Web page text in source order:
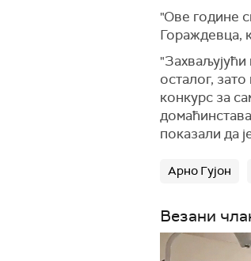
"Ове године
Гораждевца,
осталог,
конкурс за
показали да
Арно Гујон
Везани